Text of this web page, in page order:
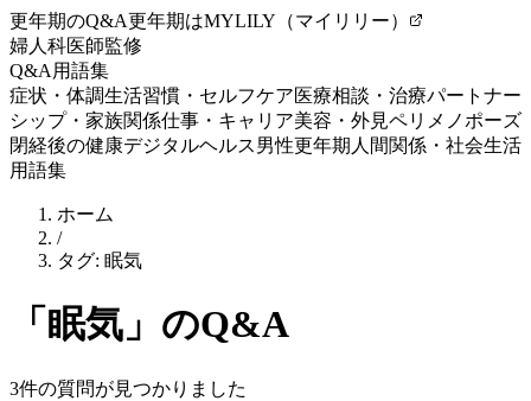
更年期のQ&A更年期はMYLILY（マイリリー）
婦人科医師監修
Q&A 用語集
症状・体調生活習慣・セルフケア医療相談・治療パートナー
シップ・家族関係仕事・キャリア美容・外見ペリメノポーズ
閉経後の健康デジタルヘルス男性更年期 人間関係・社会生活
用語集
ホーム
/
タグ: 眠気
「 眠気 」のQ&A
3件の質問が見つかりました